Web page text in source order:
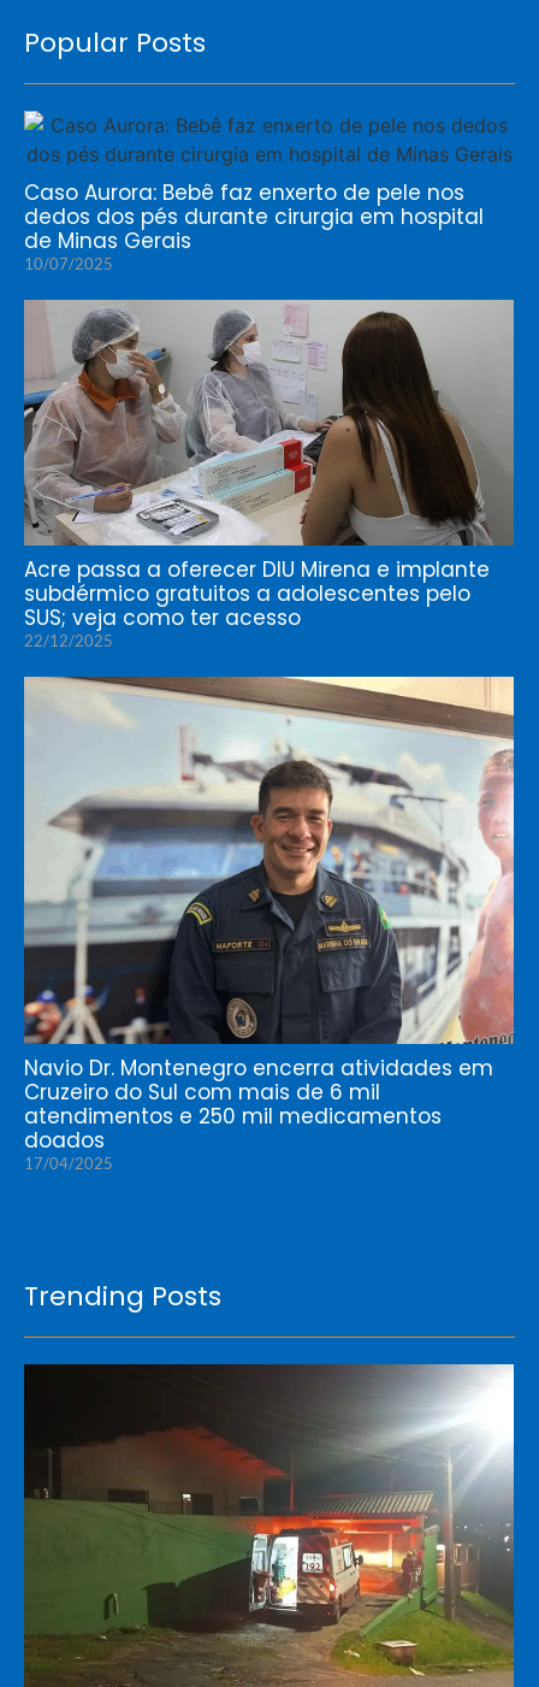
Popular Posts
Caso Aurora: Bebê faz enxerto de pele nos
dedos dos pés durante cirurgia em hospital
de Minas Gerais
10/07/2025
Acre passa a oferecer DIU Mirena e implante
subdérmico gratuitos a adolescentes pelo
SUS; veja como ter acesso
22/12/2025
Navio Dr. Montenegro encerra atividades em
Cruzeiro do Sul com mais de 6 mil
atendimentos e 250 mil medicamentos
doados
17/04/2025
Trending Posts